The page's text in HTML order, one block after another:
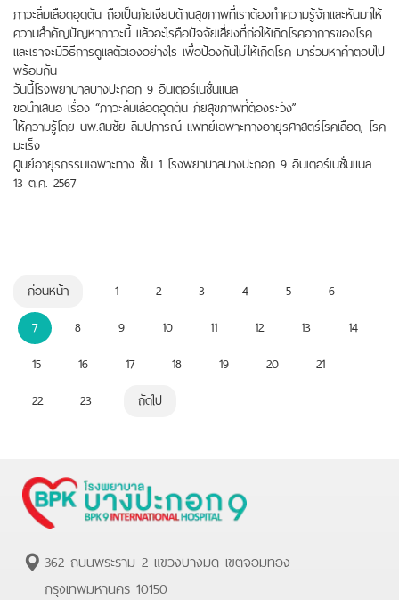
ภาวะลิ่มเลือดอุดตัน ถือเป็นภัยเงียบด้านสุขภาพที่เราต้องทำความรู้จักและหันมาให้
ความสำคัญปัญหาภาวะนี้ แล้วอะไรคือปัจจัยเสี่ยงที่ก่อให้เกิดโรคอาการของโรค
และเราจะมีวิธีการดูแลตัวเองอย่างไร เพื่อป้องกันไม่ให้เกิดโรค มาร่วมหาคำตอบไป
พร้อมกัน
วันนี้โรงพยาบาลบางปะกอก 9 อินเตอร์เนชั่นแนล
ขอนำเสนอ เรื่อง “ภาวะลิ่มเลือดอุดตัน ภัยสุขภาพที่ต้องระวัง”
ให้ความรู้โดย นพ.สมชัย ลิมปการณ์ แพทย์เฉพาะทางอายุรศาสตร์โรคเลือด, โรค
มะเร็ง
ศูนย์อายุรกรรมเฉพาะทาง ชั้น 1 โรงพยาบาลบางปะกอก 9 อินเตอร์เนชั่นแนล
13 ต.ค. 2567
ก่อนหน้า 1 2 3 4 5
6
7
8 9 10 11 12 13
14
15
16 17 18 19 20
21
22
23 ถัดไป
362 ถนนพระราม 2 แขวงบางมด เขตจอมทอง
กรุงเทพมหานคร 10150